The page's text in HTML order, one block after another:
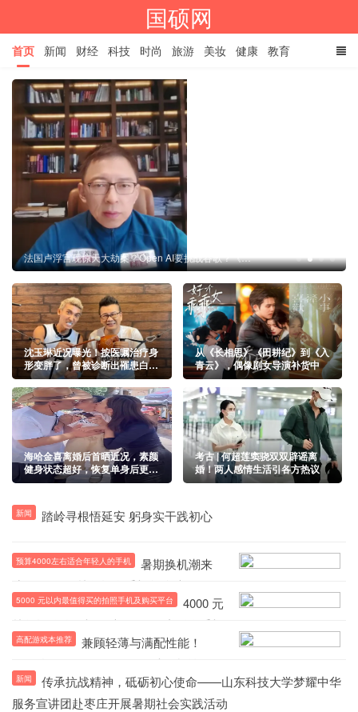
国硕网
首页 新闻 财经 科技 时尚 旅游 美妆 健康 教育
餐饮 娱乐 体育 家居 TAGS
法国卢浮宫现惊天大劫案？Open AI要挑战谷歌？《张朝阳的英语课》解读国际新鲜事
沈玉琳近况曝光！按医嘱治疗身
形变胖了，曾被诊断出罹患白血
病
从《长相思》《田耕纪》到《入
青云》，偶像剧女导演补货中
海哈金喜离婚后首晒近况，素颜
健身状态超好，恢复单身后更美
了
考古 | 何超莲窦骁双双辟谣离
婚！两人感情生活引各方热议
新闻 踏岭寻根悟延安 躬身实干践初心
预算4000左右适合年轻人的手机
暑期换机潮来
袭！4000 元档年轻向手机怎么选？5000
元内影像神机及渠道全梳理
5000 元以内最值得买的拍照手机及购买平台
4000 元
档年轻群体购机优选 5000 元内影像手机
盘点 OPPO Reno16 凭多重补贴出圈
高配游戏本推荐
兼顾轻薄与满配性能！
ROG幻14Air U9-386H 顶配机型登场，
成2026高端游戏本优选
新闻
传承抗战精神，砥砺初心使命——山东科技大学梦耀中华
服务宣讲团赴枣庄开展暑期社会实践活动